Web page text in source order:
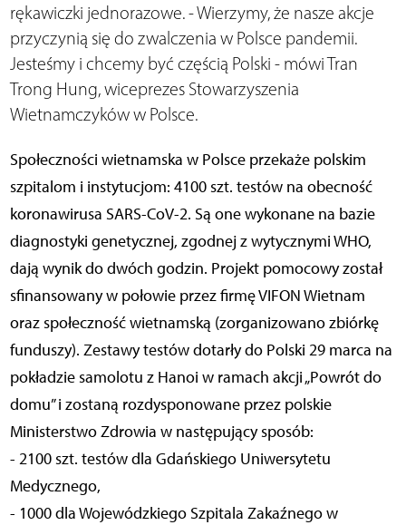
rękawiczki jednorazowe. - Wierzymy, że nasze akcje
przyczynią się do zwalczenia w Polsce pandemii.
Jesteśmy i chcemy być częścią Polski - mówi Tran
Trong Hung, wiceprezes Stowarzyszenia
Wietnamczyków w Polsce.
Społeczności wietnamska w Polsce przekaże polskim
szpitalom i instytucjom: 4100 szt. testów na obecność
koronawirusa SARS-CoV-2. Są one wykonane na bazie
diagnostyki genetycznej, zgodnej z wytycznymi WHO,
dają wynik do dwóch godzin. Projekt pomocowy został
sfinansowany w połowie przez firmę VIFON Wietnam
oraz społeczność wietnamską (zorganizowano zbiórkę
funduszy). Zestawy testów dotarły do Polski 29 marca na
pokładzie samolotu z Hanoi w ramach akcji „Powrót do
domu” i zostaną rozdysponowane przez polskie
Ministerstwo Zdrowia w następujący sposób:
- 2100 szt. testów dla Gdańskiego Uniwersytetu
Medycznego,
- 1000 dla Wojewódzkiego Szpitala Zakaźnego w